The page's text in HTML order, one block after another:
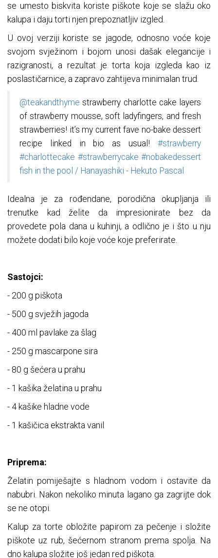
se umesto biskvita koriste piškote koje se slažu oko
kalupa i daju torti njen prepoznatljiv izgled.
U ovoj verziji koriste se jagode, odnosno voće koje
svojom svježinom i bojom unosi dašak elegancije i
razigranosti, a rezultat je torta koja izgleda kao iz
poslastičarnice, a zapravo zahtijeva minimalan trud.
@teakandthyme strawberry charlotte cake layers
of strawberry mousse, soft ladyfingers, and fresh
strawberries! it’s my current fave no-bake dessert
recipe linked in bio as usual! #strawberry
#charlottecake #strawberrycake #nobakedessert
fish in the pool / Hanayashiki - Hekuto Pascal
Idealna je za rođendane, porodična okupljanja ili
trenutke kad želite da impresionirate bez da
provedete pola dana u kuhinji, a odlično je i što u nju
možete dodati bilo koje voće koje preferirate.
Sastojci:
- 200 g piškota
- 500 g svježih jagoda
- 400 ml pavlake za šlag
- 250 g mascarpone sira
- 80 g šećera u prahu
- 1 kašika želatina u prahu
- 4 kašike hladne vode
- 1 kašičica ekstrakta vanil
Priprema:
Želatin pomiješajte s hladnom vodom i ostavite da
nabubri. Nakon nekoliko minuta lagano ga zagrijte dok
se ne otopi.
Kalup za torte obložite papirom za pečenje i složite
piškote uz rub, šećernom stranom prema spolja. Na
dno kalupa složite još jedan red piškota.